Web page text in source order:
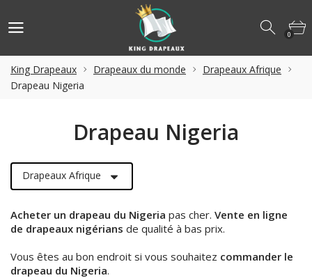
0
King Drapeaux Drapeaux du monde
Drapeaux Afrique
Drapeau Nigeria
Drapeau Nigeria
Drapeaux Afrique
Acheter un drapeau du Nigeria pas cher. Vente en ligne
de drapeaux nigérians de qualité à bas prix.
Vous êtes au bon endroit si vous souhaitez commander le
drapeau du Nigeria.